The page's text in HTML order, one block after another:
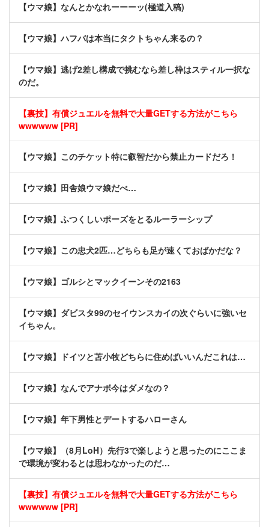
【ウマ娘】なんとかなれーーーッ(極道入稿)
【ウマ娘】ハフバは本当にタクトちゃん来るの？
【ウマ娘】逃げ2差し構成で挑むなら差し枠はスティル一択な
のだ。
【裏技】有償ジュエルを無料で大量GETする方法がこちら
wwwwww [PR]
【ウマ娘】このチケット特に叡智だから禁止カードだろ！
【ウマ娘】田舎娘ウマ娘だべ…
【ウマ娘】ふつくしいポーズをとるルーラーシップ
【ウマ娘】この忠犬2匹…どちらも足が速くておばかだな？
【ウマ娘】ゴルシとマックイーンその2163
【ウマ娘】ダビスタ99のセイウンスカイの次ぐらいに強いセ
イちゃん。
【ウマ娘】ドイツと苫小牧どちらに住めばいいんだこれは…
【ウマ娘】なんでアナボ今はダメなの？
【ウマ娘】年下男性とデートするハローさん
【ウマ娘】（8月LoH）先行3で楽しようと思ったのにここま
で環境が変わるとは思わなかったのだ…
【裏技】有償ジュエルを無料で大量GETする方法がこちら
wwwwww [PR]